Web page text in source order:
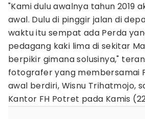
"Kami dulu awalnya tahun 2019
awal. Dulu di pinggir jalan di
waktu itu sempat ada Perda
pedagang kaki lima di sekitar
berpikir gimana solusinya,"
fotografer yang membersamai
awal berdiri, Wisnu Trihatmojo,
Kantor FH Potret pada Kamis